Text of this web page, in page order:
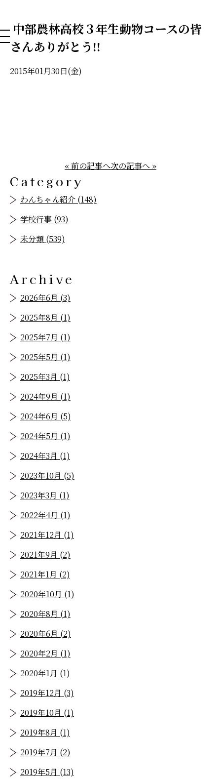
NAHA DOG GROOMING SCHOOL
中部農林高校３年生動物コースの皆
さんありがとう!!
2015年01月30日(金)
« 前の記事へ次の記事へ »
Category
わんちゃん紹介 (148)
学校行事 (93)
未分類 (539)
Archive
2026年6月 (3)
2025年8月 (1)
2025年7月 (1)
2025年5月 (1)
2025年3月 (1)
2024年9月 (1)
2024年6月 (5)
2024年5月 (1)
2024年3月 (1)
2023年10月 (5)
2023年3月 (1)
2022年4月 (1)
2021年12月 (1)
2021年9月 (2)
2021年1月 (2)
2020年10月 (1)
2020年8月 (1)
2020年6月 (2)
2020年2月 (1)
2020年1月 (1)
2019年12月 (3)
2019年10月 (1)
2019年8月 (1)
2019年7月 (2)
2019年5月 (13)